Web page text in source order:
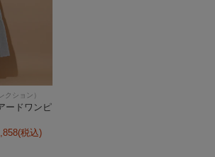
ション）
ードワンピ
税込)